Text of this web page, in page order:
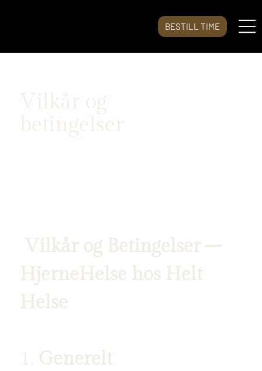
BESTILL TIME
Vilkår og
betingelser
Vilkår og Betingelser –
HjerneHelse hos Helt
Helse
1. Generelt